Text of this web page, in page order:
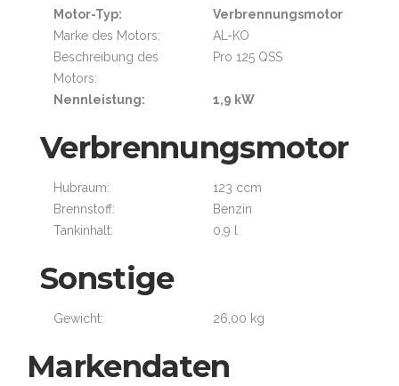
Motor-Typ:
Verbrennungsmotor
Marke des Motors:
AL-KO
Beschreibung des
Motors:
Pro 125 QSS
Nennleistung: 1,9 kW
Verbrennungsmotor
Hubraum:
123 ccm
Brennstoff:
Benzin
Tankinhalt:
0,9 l
Sonstige
Gewicht: 26,00 kg
Markendaten